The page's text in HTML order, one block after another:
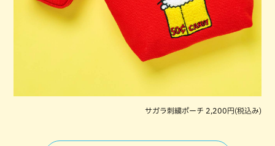
サガラ刺繍ポーチ 2,200円(税込み)